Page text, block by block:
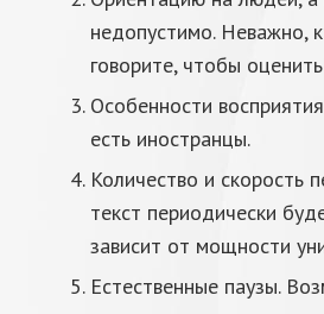
недопустимо. Неважно,
говорите, чтобы
Особенности
есть иностранцы.
Количество и скорость
текст периодически
зависит от мощности
Естественные паузы.